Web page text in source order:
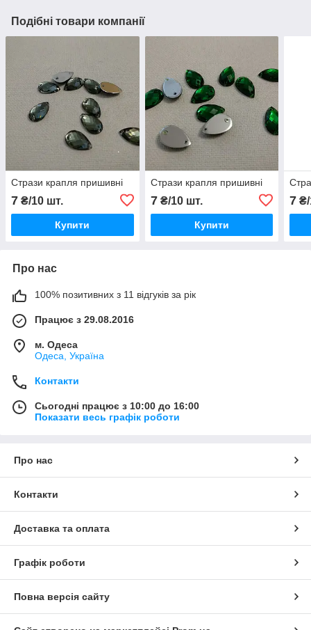
Подібні товари компанії
Стрази крапля пришивні
7 ₴/10 шт.
Купити
Стрази крапля пришивні
7₴/10 шт.
Купити
7 ₴/
Про нас
100% позитивних з 11 відгуків за рік
Працює з 29.08.2016
м. Одеса
Одеса, Україна
Контакти
Сьогодні працює з 10:00 до 16:00
Показати весь графік роботи
Про нас
Контакти
Доставка та оплата
Графік роботи
Повна версія сайту